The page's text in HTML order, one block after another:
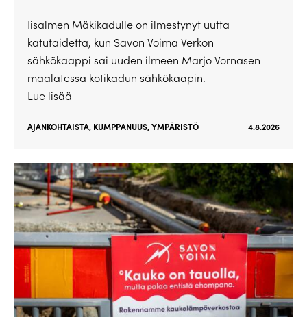
Iisalmen Mäkikadulle on ilmestynyt uutta
katutaidetta, kun Savon Voima Verkon
sähkökaappi sai uuden ilmeen Marjo Vornasen
maalatessa kotikadun sähkökaapin.
Lue lisää
AJANKOHTAISTA, KUMPPANUUS,YMPÄRISTÖ 4.8.2026